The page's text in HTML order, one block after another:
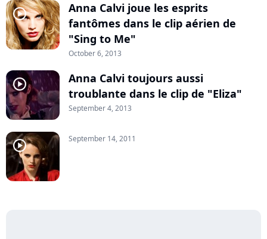
player2
Anna Calvi joue les esprits
fantômes dans le clip aérien de
"Sing to Me"
October 6, 2013
player2
Anna Calvi toujours aussi
troublante dans le clip de "Eliza"
September 4, 2013
player2 September 14, 2011